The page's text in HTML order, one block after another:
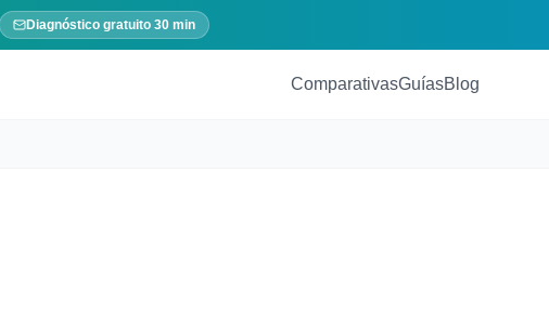
Diagnóstico gratuito 30 min
ComparativasGuíasBlog